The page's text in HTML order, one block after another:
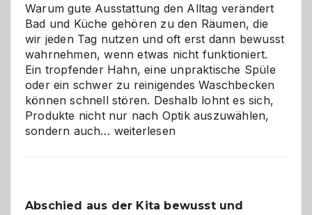
Warum gute Ausstattung den Alltag verändert
Bad und Küche gehören zu den Räumen, die
wir jeden Tag nutzen und oft erst dann bewusst
wahrnehmen, wenn etwas nicht funktioniert.
Ein tropfender Hahn, eine unpraktische Spüle
oder ein schwer zu reinigendes Waschbecken
können schnell stören. Deshalb lohnt es sich,
Produkte nicht nur nach Optik auszuwählen,
sondern auch… Bad
verstehen
weiterlesen
Abschied aus der Kita bewusst und